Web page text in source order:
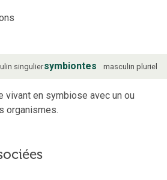
singuliersymbiontes masculin pluriel
vivant en symbiose avec un ou
organismes.